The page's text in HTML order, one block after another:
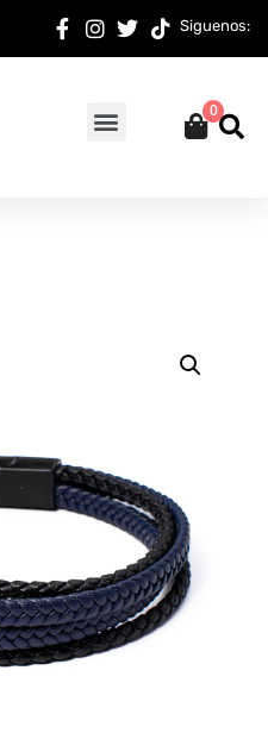
Siguenos:
0